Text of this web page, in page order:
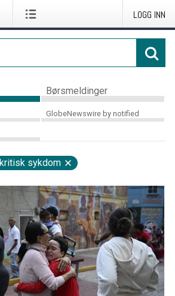
LOGG INN
Børsmeldinger
GlobeNewswire by notified
kritisk sykdom